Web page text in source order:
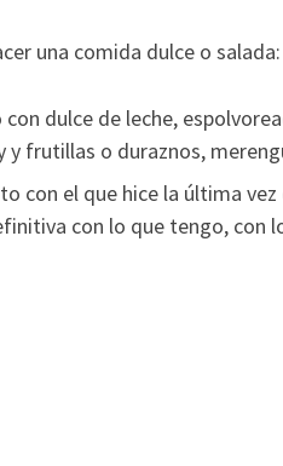
una comida dulce o salada:
dulce de leche,
frutillas o duraznos,
con el que hice la última
con lo que tengo, con